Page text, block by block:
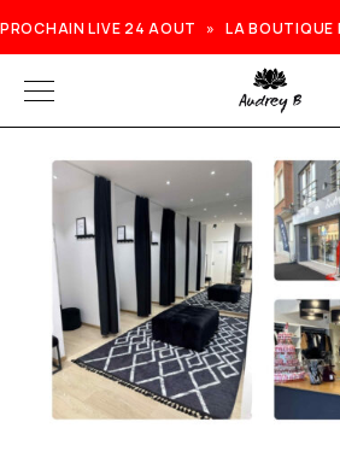
PROCHAIN LIVE 24 AOUT » LA BOUTIQUE